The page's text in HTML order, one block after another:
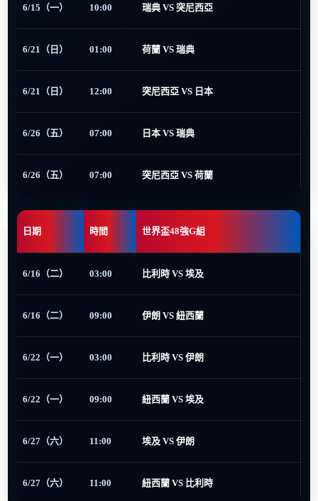
6/15（一） 10:00 瑞典 VS 突尼西亞
6/21（日） 01:00 荷蘭 VS 瑞典
6/21（日） 12:00 突尼西亞 VS 日本
6/26（五） 07:00 日本 VS 瑞典
6/26（五） 07:00 突尼西亞 VS 荷蘭
日期 時間 世界盃48強G組
6/16（二） 03:00 比利時 VS 埃及
6/16（二） 09:00 伊朗 VS 紐西蘭
6/22（一） 03:00 比利時 VS 伊朗
6/22（一） 09:00 紐西蘭 VS 埃及
6/27（六） 11:00 埃及 VS 伊朗
6/27（六） 11:00 紐西蘭 VS 比利時